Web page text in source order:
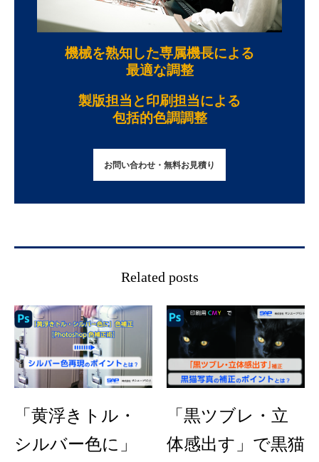
機械を熟知した専属機長による
最適な調整
製版担当と印刷担当による
包括的色調調整
お問い合わせ・無料お見積り
Related posts
「黄浮きトル・
シルバー色に」
「黒ツブレ・立
体感出す」で黒猫